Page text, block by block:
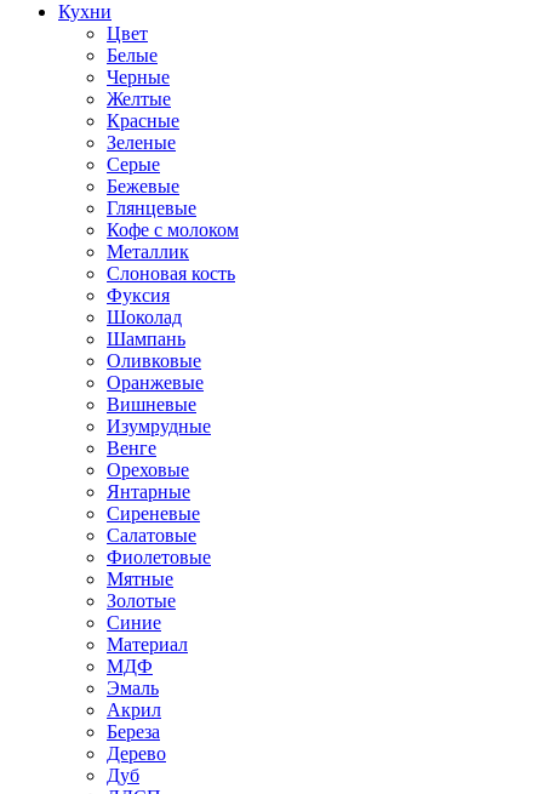
Кухни
Цвет
Белые
Черные
Желтые
Красные
Зеленые
Серые
Бежевые
Глянцевые
Кофе с молоком
Металлик
Слоновая кость
Фуксия
Шоколад
Шампань
Оливковые
Оранжевые
Вишневые
Изумрудные
Венге
Ореховые
Янтарные
Сиреневые
Салатовые
Фиолетовые
Мятные
Золотые
Синие
Материал
МДФ
Эмаль
Акрил
Береза
Дерево
Дуб